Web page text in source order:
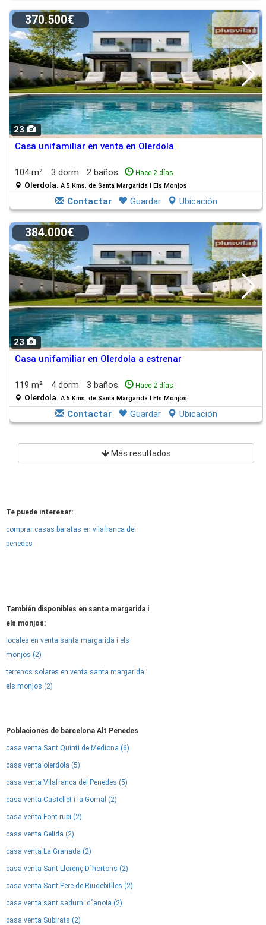
23
370.500€
Casa unifamiliar en venta en Olerdola
104 m² 3 dorm. 2 baños Hace 2 días
Olerdola. A 5 Kms. de Santa Margarida I Els Monjos
Contactar Guardar Ubicación
23
384.000€
Casa unifamiliar en Olerdola a estrenar
119 m² 4 dorm. 3 baños Hace 2 días
Olerdola. A 5 Kms. de Santa Margarida I Els Monjos
Contactar Guardar Ubicación
Más resultados
Te puede interesar:
comprar casas baratas en vilafranca del
penedes
También disponibles en santa margarida i
els monjos:
locales en venta santa margarida i els
monjos (2)
terrenos solares en venta santa margarida i
els monjos (2)
Poblaciones de barcelona Alt Penedes
casa venta Sant Quinti de Mediona (6)
casa venta olerdola (5)
casa venta Vilafranca del Penedes (5)
casa venta Castellet i la Gornal (2)
casa venta Font rubi (2)
casa venta Gelida (2)
casa venta La Granada (2)
casa venta Sant Llorenç D´hortons (2)
casa venta Sant Pere de Riudebitlles (2)
casa venta sant sadurni d´anoia (2)
casa venta Subirats (2)